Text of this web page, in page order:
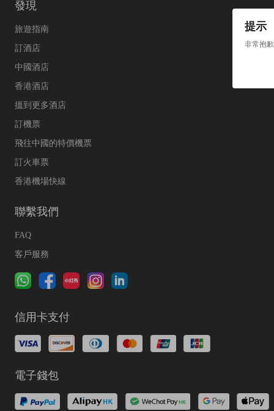
提示
非常抱
發現
旅遊指南
訂酒店
中國酒店
香港酒店
搵到更多酒店
訂機票
飛往中國的特價機票
訂火車票
香港機場快線
聯繫我們
FAQ
客戶服務
信用卡支付
電子錢包